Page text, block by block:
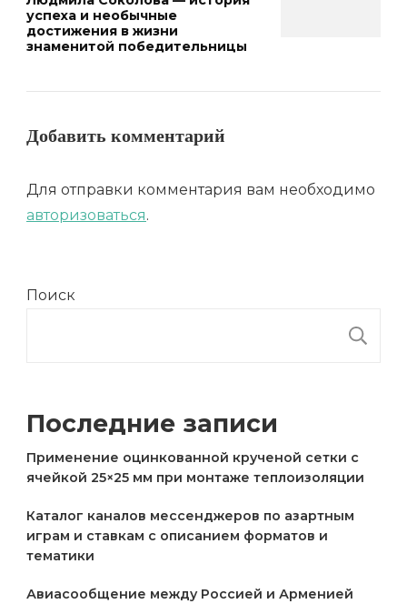
успеха и необычные
достижения в жизни
знаменитой победительницы
Добавить комментарий
Для отправки комментария вам необходимо
авторизоваться.
Поиск
Последние записи
Применение оцинкованной крученой сетки с
ячейкой 25×25 мм при монтаже теплоизоляции
Каталог каналов мессенджеров по азартным
играм и ставкам с описанием форматов и
тематики
Авиасообщение между Россией и Арменией